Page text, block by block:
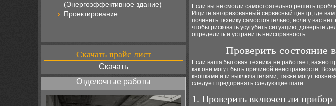
(Энергоэффективное здание)
Проектирование
Скачать прайс лист
Скачать
Отделочные работы
Если вы не смогли самостоятельно решить
Ищите авторизованный сервисный центр, где
починить технику самостоятельно, если у вас
чтобы рисковать усугубить ситуацию, доверьте
определить и устранить неисправность.
Проверить состояние
Если ваша бытовая техника не работает, важно
как они могут быть причиной неисправности.
кнопками или выключателями, также могут
следует предпринять следующие шаги:
1. Проверить включен ли прибор